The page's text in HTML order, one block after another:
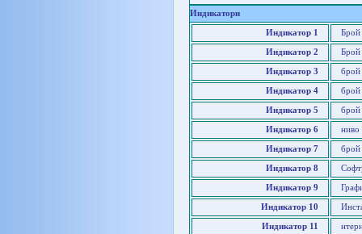
Индикатори
Индикатор 1 Брой
Индикатор 2
Индикатор 3 брой
Индикатор 4 брой
Индикатор 5 брой
Индикатор 6 ниво
Индикатор 7 брой
Индикатор 8
Индикатор 9
Индикатор 10
Индикатор 11